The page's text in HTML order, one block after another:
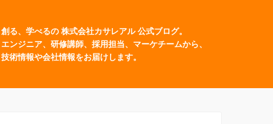
創る、学べるの 株式会社カサレアル 公式ブログ。
エンジニア、研修講師、採用担当、マーケチームから、
技術情報や会社情報をお届けします。